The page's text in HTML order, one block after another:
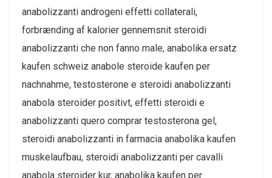
anabolizzanti androgeni effetti collaterali,
forbrænding af kalorier gennemsnit steroidi
anabolizzanti che non fanno male, anabolika ersatz
kaufen schweiz anabole steroide kaufen per
nachnahme, testosterone e steroidi anabolizzanti
anabola steroider positivt, effetti steroidi e
anabolizzanti quero comprar testosterona gel,
steroidi anabolizzanti in farmacia anabolika kaufen
muskelaufbau, steroidi anabolizzanti per cavalli
anabola steroider kur, anabolika kaufen per